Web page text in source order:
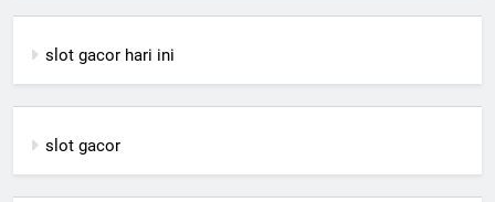
slot gacor hari ini
slot gacor